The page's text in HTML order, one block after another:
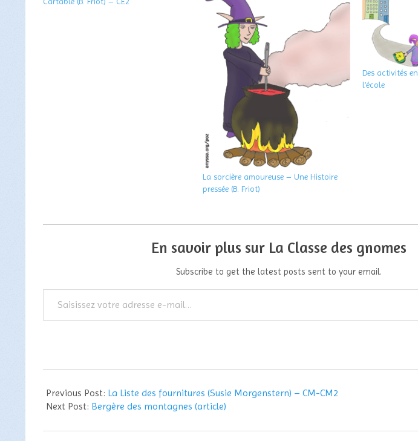
La sorcière amoureuse – Une Histoire
pressée (B. Friot)
Des activités
l’école
En savoir plus sur La Classe des gnomes
Subscribe to get the latest posts sent to your email.
votre
adresse
05-
08
Previous Post: La Liste des fournitures (Susie Morgenstern) – CM-CM2
Next Post: Bergère des montagnes (article)